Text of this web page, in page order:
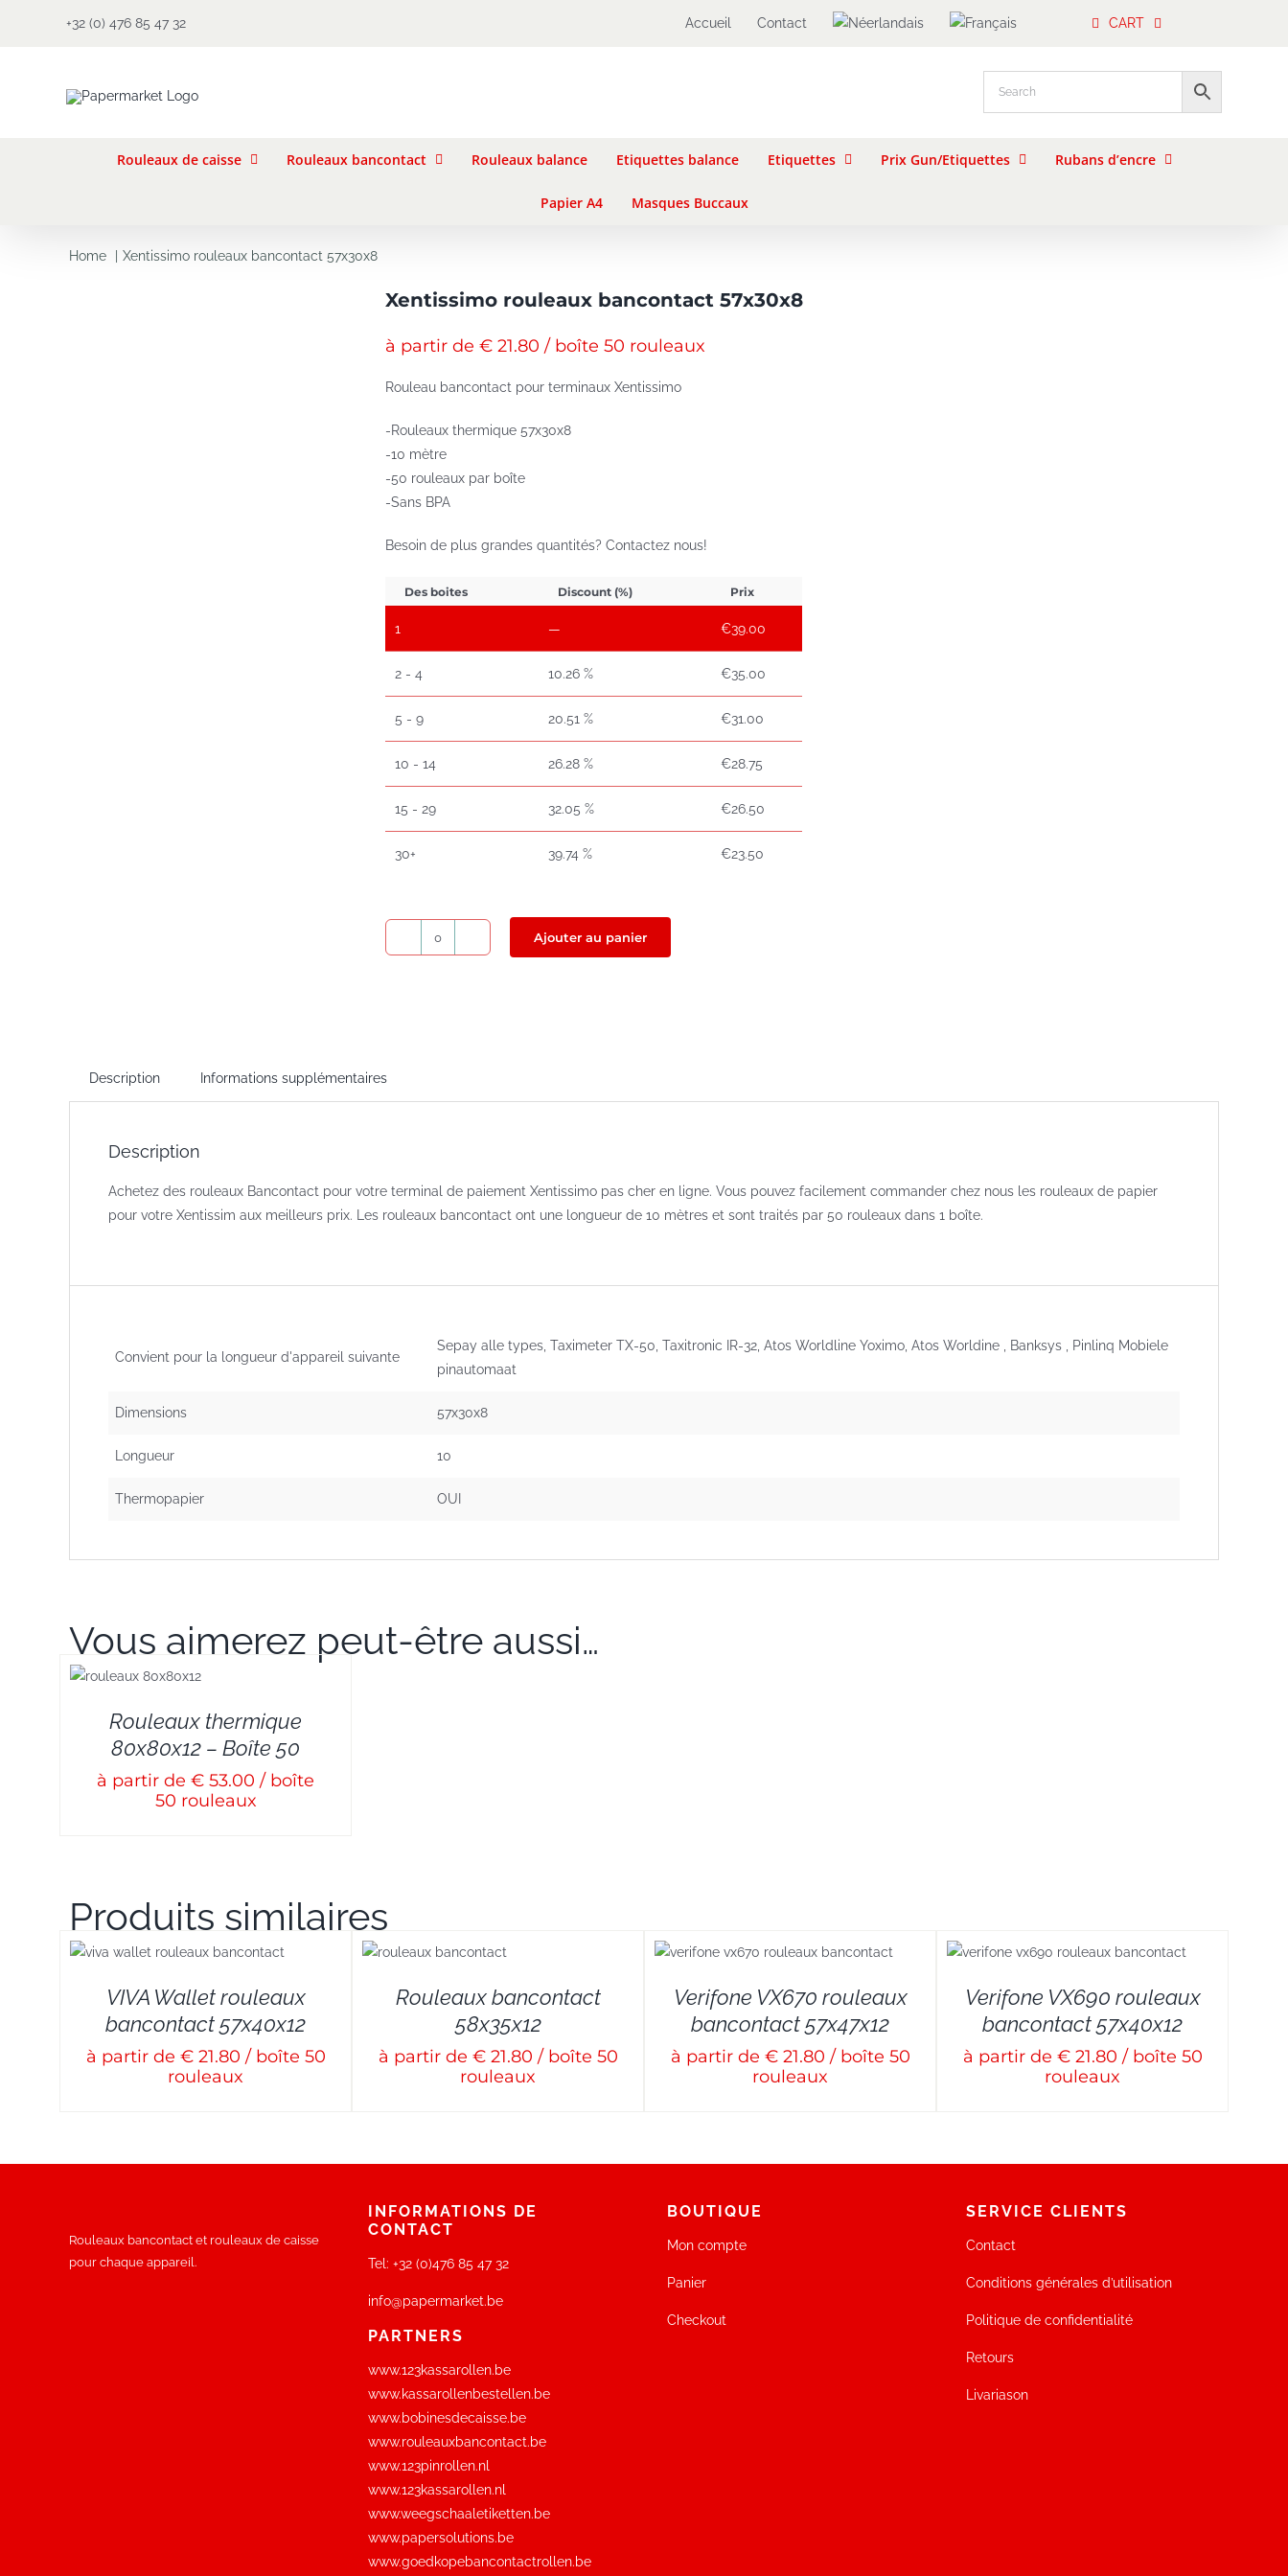
+32 (0) 476 85 47 32 Accueil Contact CART
Rouleaux de caisse Rouleaux bancontact Rouleaux balance Etiquettes balance Etiquettes Prix Gun/Etiquettes Rubans d’encre
Papier A4 Masques Buccaux
Home Xentissimo rouleaux bancontact 57x30x8
Xentissimo rouleaux bancontact 57x30x8
à partir de € 21.80 / boîte 50 rouleaux
Rouleau bancontact pour terminaux Xentissimo
-Rouleaux thermique 57x30x8
-10 mètre
-50 rouleaux par boîte
-Sans BPA
Besoin de plus grandes quantités? Contactez nous!
Des boites Discount (%) Prix
1 — €39.00
2 - 4 10.26 % €35.00
5 - 9 20.51 % €31.00
10 - 14 26.28 % €28.75
15 - 29 32.05 % €26.50
30+ 39.74 % €23.50
quantité
Ajouter au panier
Description Informations supplémentaires
Description
Achetez des rouleaux Bancontact pour votre terminal de paiement Xentissimo pas cher en ligne. Vous pouvez facilement commander chez nous les rouleaux de papier
pour votre Xentissim aux meilleurs prix. Les rouleaux bancontact ont une longueur de 10 mètres et sont traités par 50 rouleaux dans 1 boîte.
Convient pour la longueur d'appareil suivante
Sepay alle types, Taximeter TX-50, Taxitronic IR-32, Atos Worldline Yoximo, Atos Worldine , Banksys , Pinlinq Mobiele
pinautomaat
Dimensions 57x30x8
Longueur 10
Thermopapier OUI
Vous aimerez peut-être aussi…
Rouleaux thermique
80x80x12 – Boîte 50
à partir de € 53.00 / boîte
50 rouleaux
Produits similaires
VIVA Wallet rouleaux
bancontact 57x40x12
à partir de € 21.80 / boîte 50
rouleaux
DETAILS
Rouleaux bancontact
58x35x12
à partir de € 21.80 / boîte 50
rouleaux
Verifone VX670 rouleaux
bancontact 57x47x12
à partir de € 21.80 / boîte 50
rouleaux
DETAILS
Verifone VX690 rouleaux
bancontact 57x40x12
à partir de € 21.80 / boîte 50
rouleaux
Rouleaux bancontact et rouleaux de caisse
pour chaque appareil.
INFORMATIONS DE
CONTACT
Tel: +32 (0)476 85 47 32
info@papermarket.be
PARTNERS
www.123kassarollen.be
www.kassarollenbestellen.be
www.bobinesdecaisse.be
www.rouleauxbancontact.be
www.123pinrollen.nl
www.123kassarollen.nl
www.weegschaaletiketten.be
www.papersolutions.be
www.goedkopebancontactrollen.be
BOUTIQUE
Mon compte
Panier
Checkout
SERVICE CLIENTS
Contact
Conditions générales d’utilisation
Politique de confidentialité
Retours
Livariason